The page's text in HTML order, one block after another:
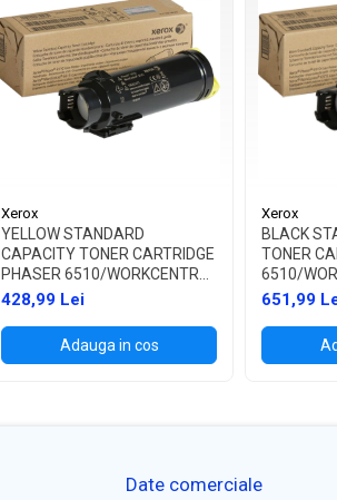
Xerox
YELLOW STANDARD
CAPACITY TONER CARTRIDGE
PHASER 6510/WORKCENTRE
6515
428,99 Lei
Adauga in cos
Xerox
BLACK
TONER
6510/
651,99
Date comerciale